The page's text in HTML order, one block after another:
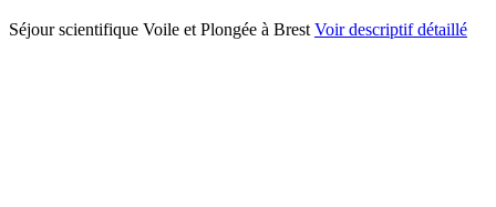
Séjour scientifique Voile et Plongée à Brest Voir descriptif détaillé